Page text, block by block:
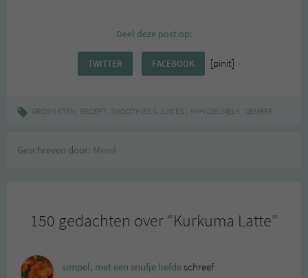
Deel deze post op:
TWITTER FACEBOOK [pinit]
GROEN ETEN, RECEPT, SMOOTHIES & JUICES AMANDELMELK, GEMBER, GEZOND
Geschreven door: Merel
150 gedachten over “Kurkuma Latte”
simpel, met een snufje liefdeschreef: